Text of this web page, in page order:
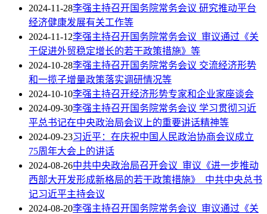
2024-11-28李强主持召开国务院常务会议 研究推动平台
经济健康发展有关工作等
2024-11-12李强主持召开国务院常务会议 审议通过《关
于促进外贸稳定增长的若干政策措施》等
2024-10-28李强主持召开国务院常务会议 交流经济形势
和一揽子增量政策落实调研情况等
2024-10-10李强主持召开经济形势专家和企业家座谈会
2024-09-30李强主持召开国务院常务会议 学习贯彻习近
平总书记在中央政治局会议上的重要讲话精神等
2024-09-23习近平：在庆祝中国人民政治协商会议成立
75周年大会上的讲话
2024-08-26中共中央政治局召开会议 审议《进一步推动
西部大开发形成新格局的若干政策措施》 中共中央总书
记习近平主持会议
2024-08-20李强主持召开国务院常务会议 审议通过《关